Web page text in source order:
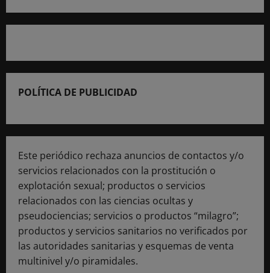
POLÍTICA DE PUBLICIDAD
Este periódico rechaza anuncios de contactos y/o
servicios relacionados con la prostitución o
explotación sexual; productos o servicios
relacionados con las ciencias ocultas y
pseudociencias; servicios o productos “milagro”;
productos y servicios sanitarios no verificados por
las autoridades sanitarias y esquemas de venta
multinivel y/o piramidales.